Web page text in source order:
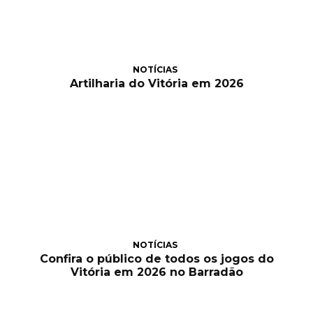
NOTÍCIAS
Artilharia do Vitória em 2026
NOTÍCIAS
Confira o público de todos os jogos do
Vitória em 2026 no Barradão